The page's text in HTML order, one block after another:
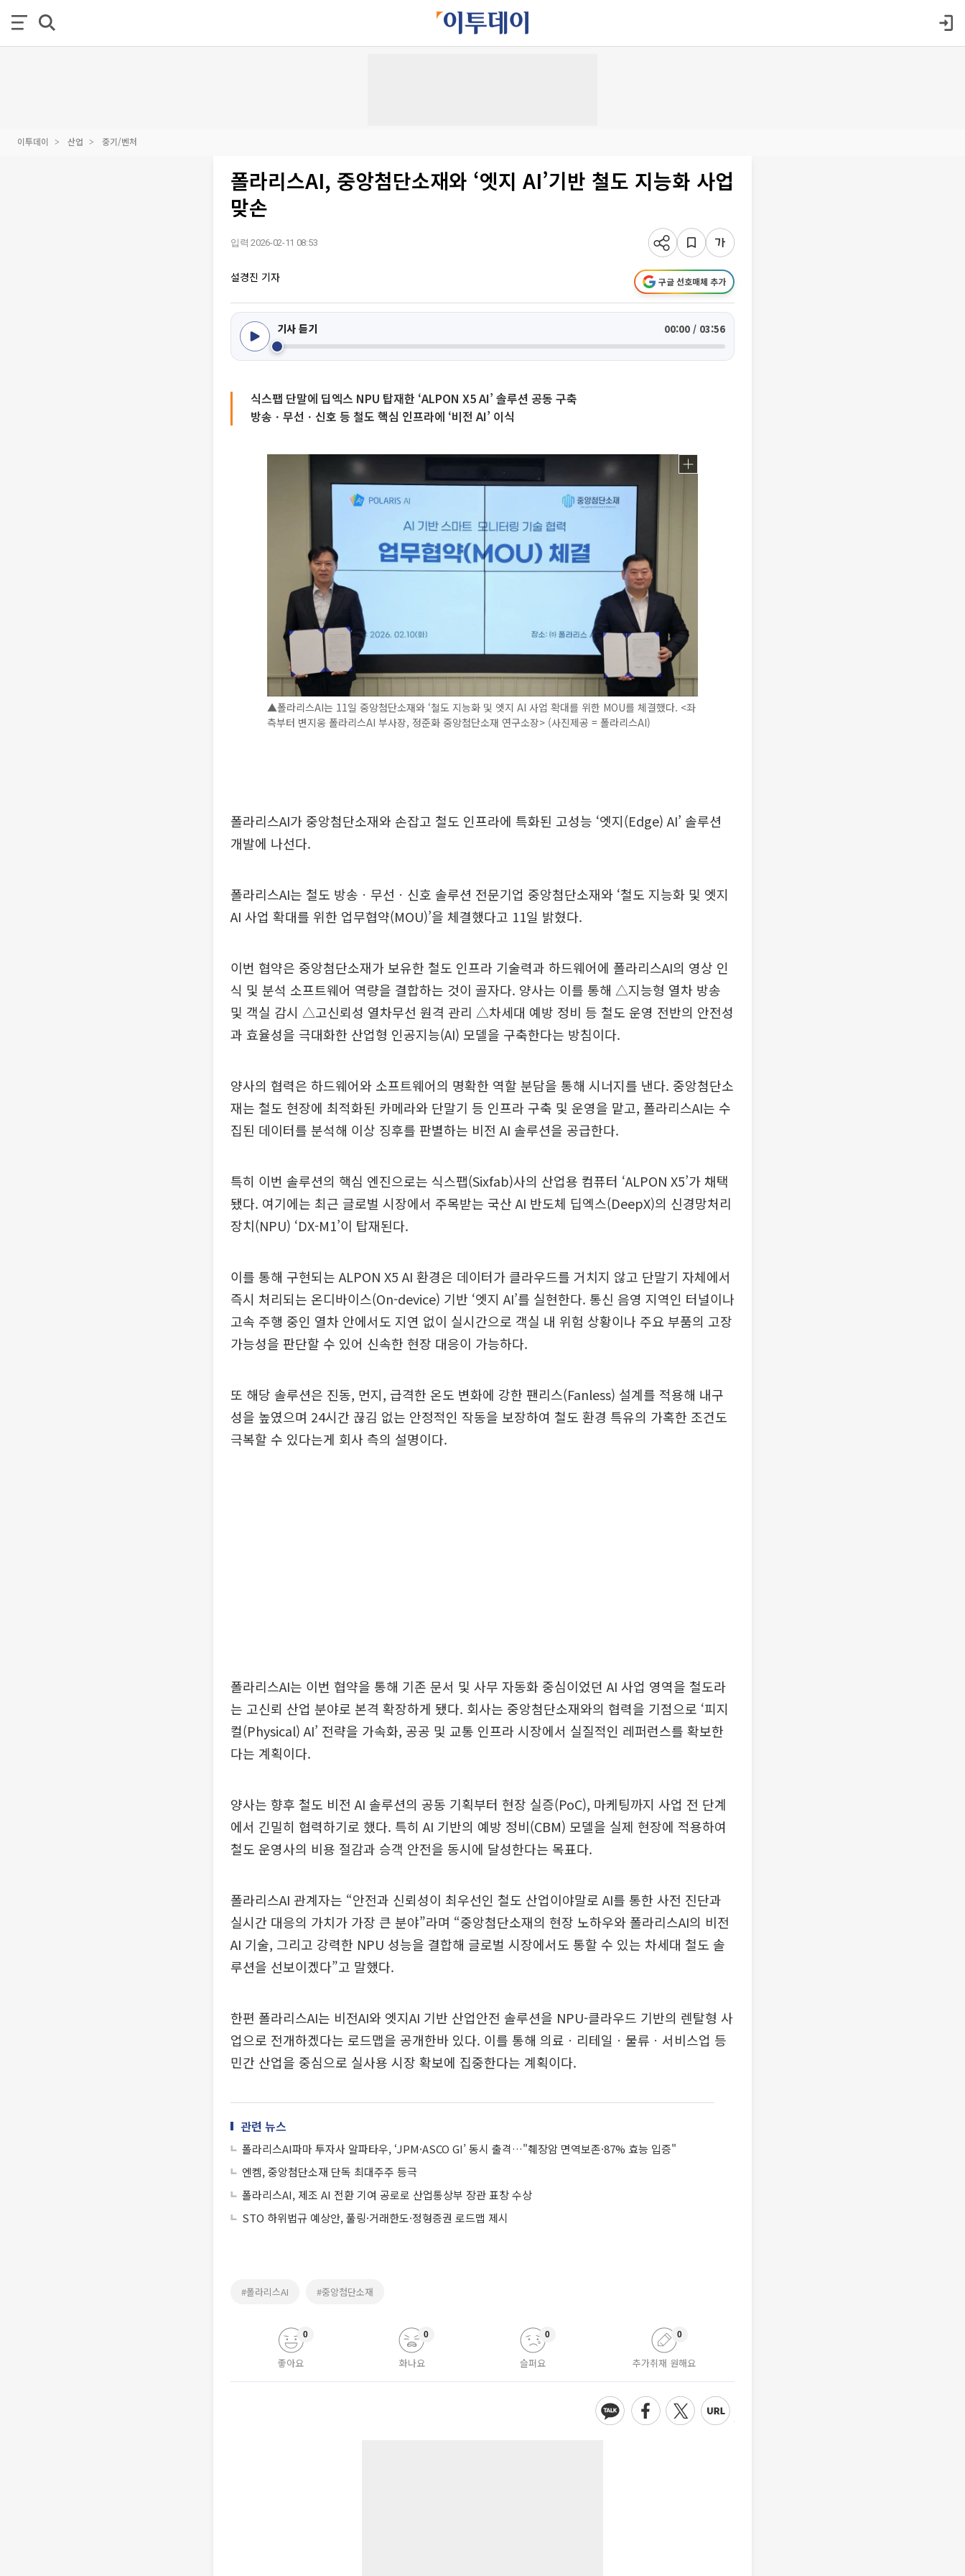
이투데이 산업 중기/벤처
폴라리스AI, 중앙첨단소재와 ‘엣지 AI’기반 철도 지능화 사업
맞손
입력 2026-02-11 08:53
설경진 기자 구글 선호매체 추가
기사 듣기 00:00 / 03:56
식스팹 단말에 딥엑스 NPU 탑재한 ‘ALPON X5 AI’ 솔루션 공동 구축
방송ㆍ무선ㆍ신호 등 철도 핵심 인프라에 ‘비전 AI’ 이식
▲폴라리스AI는 11일 중앙첨단소재와 ‘철도 지능화 및 엣지 AI 사업 확대를 위한 MOU를 체결했다. <좌
측부터 변지웅 폴라리스AI 부사장, 정준화 중앙첨단소재 연구소장> (사진제공 = 폴라리스AI)
폴라리스AI가 중앙첨단소재와 손잡고 철도 인프라에 특화된 고성능 ‘엣지(Edge) AI’ 솔루션
개발에 나선다.
폴라리스AI는 철도 방송ㆍ무선ㆍ신호 솔루션 전문기업 중앙첨단소재와 ‘철도 지능화 및 엣지
AI 사업 확대를 위한 업무협약(MOU)’을 체결했다고 11일 밝혔다.
이번 협약은 중앙첨단소재가 보유한 철도 인프라 기술력과 하드웨어에 폴라리스AI의 영상 인
식 및 분석 소프트웨어 역량을 결합하는 것이 골자다. 양사는 이를 통해 △지능형 열차 방송
및 객실 감시 △고신뢰성 열차무선 원격 관리 △차세대 예방 정비 등 철도 운영 전반의 안전성
과 효율성을 극대화한 산업형 인공지능(AI) 모델을 구축한다는 방침이다.
양사의 협력은 하드웨어와 소프트웨어의 명확한 역할 분담을 통해 시너지를 낸다. 중앙첨단소
재는 철도 현장에 최적화된 카메라와 단말기 등 인프라 구축 및 운영을 맡고, 폴라리스AI는 수
집된 데이터를 분석해 이상 징후를 판별하는 비전 AI 솔루션을 공급한다.
특히 이번 솔루션의 핵심 엔진으로는 식스팹(Sixfab)사의 산업용 컴퓨터 ‘ALPON X5’가 채택
됐다. 여기에는 최근 글로벌 시장에서 주목받는 국산 AI 반도체 딥엑스(DeepX)의 신경망처리
장치(NPU) ‘DX-M1’이 탑재된다.
이를 통해 구현되는 ALPON X5 AI 환경은 데이터가 클라우드를 거치지 않고 단말기 자체에서
즉시 처리되는 온디바이스(On-device) 기반 ‘엣지 AI’를 실현한다. 통신 음영 지역인 터널이나
고속 주행 중인 열차 안에서도 지연 없이 실시간으로 객실 내 위험 상황이나 주요 부품의 고장
가능성을 판단할 수 있어 신속한 현장 대응이 가능하다.
또 해당 솔루션은 진동, 먼지, 급격한 온도 변화에 강한 팬리스(Fanless) 설계를 적용해 내구
성을 높였으며 24시간 끊김 없는 안정적인 작동을 보장하여 철도 환경 특유의 가혹한 조건도
극복할 수 있다는게 회사 측의 설명이다.
폴라리스AI는 이번 협약을 통해 기존 문서 및 사무 자동화 중심이었던 AI 사업 영역을 철도라
는 고신뢰 산업 분야로 본격 확장하게 됐다. 회사는 중앙첨단소재와의 협력을 기점으로 ‘피지
컬(Physical) AI’ 전략을 가속화, 공공 및 교통 인프라 시장에서 실질적인 레퍼런스를 확보한
다는 계획이다.
양사는 향후 철도 비전 AI 솔루션의 공동 기획부터 현장 실증(PoC), 마케팅까지 사업 전 단계
에서 긴밀히 협력하기로 했다. 특히 AI 기반의 예방 정비(CBM) 모델을 실제 현장에 적용하여
철도 운영사의 비용 절감과 승객 안전을 동시에 달성한다는 목표다.
폴라리스AI 관계자는 “안전과 신뢰성이 최우선인 철도 산업이야말로 AI를 통한 사전 진단과
실시간 대응의 가치가 가장 큰 분야”라며 “중앙첨단소재의 현장 노하우와 폴라리스AI의 비전
AI 기술, 그리고 강력한 NPU 성능을 결합해 글로벌 시장에서도 통할 수 있는 차세대 철도 솔
루션을 선보이겠다”고 말했다.
한편 폴라리스AI는 비전AI와 엣지AI 기반 산업안전 솔루션을 NPU-클라우드 기반의 렌탈형 사
업으로 전개하겠다는 로드맵을 공개한바 있다. 이를 통해 의료ㆍ리테일ㆍ물류ㆍ서비스업 등
민간 산업을 중심으로 실사용 시장 확보에 집중한다는 계획이다.
관련 뉴스
폴라리스AI파마 투자사 알파타우, ‘JPM·ASCO GI’ 동시 출격…"췌장암 면역보존·87% 효능 입증"
엔켐, 중앙첨단소재 단독 최대주주 등극
폴라리스AI, 제조 AI 전환 기여 공로로 산업통상부 장관 표창 수상
STO 하위법규 예상안, 풀링·거래한도·정형증권 로드맵 제시
#폴라리스AI #중앙첨단소재
좋아요
0
화나요
0
슬퍼요
0
추가취재 원해요
0